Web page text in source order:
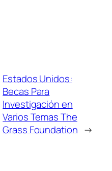
Estados Unidos:
Becas Para
Investigación en
Varios Temas The
Grass Foundation →